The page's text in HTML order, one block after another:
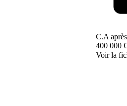
C.A
400 000 €
Voir la